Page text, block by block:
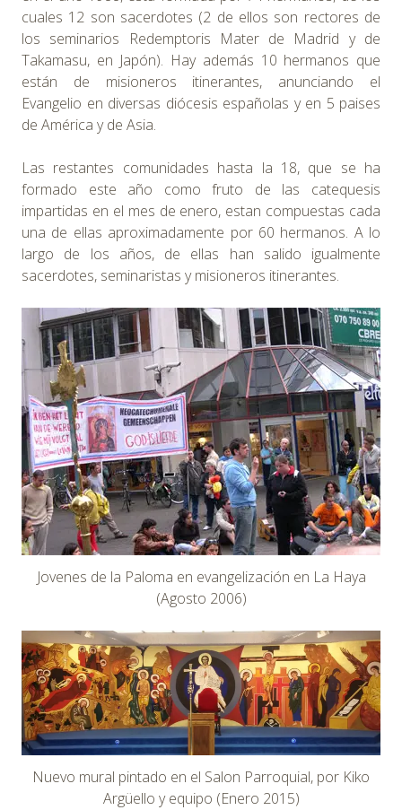
cuales 12 son sacerdotes (2 de ellos son rectores de
los seminarios Redemptoris Mater de Madrid y de
Takamasu, en Japón). Hay además 10 hermanos que
están de misioneros itinerantes, anunciando el
Evangelio en diversas diócesis españolas y en 5 paises
de América y de Asia.
Las restantes comunidades hasta la 18, que se ha
formado este año como fruto de las catequesis
impartidas en el mes de enero, estan compuestas cada
una de ellas aproximadamente por 60 hermanos. A lo
largo de los años, de ellas han salido igualmente
sacerdotes, seminaristas y misioneros itinerantes.
Jovenes de la Paloma en evangelización en La Haya
(Agosto 2006)
Nuevo mural pintado en el Salon Parroquial, por Kiko
Argüello y equipo (Enero 2015)